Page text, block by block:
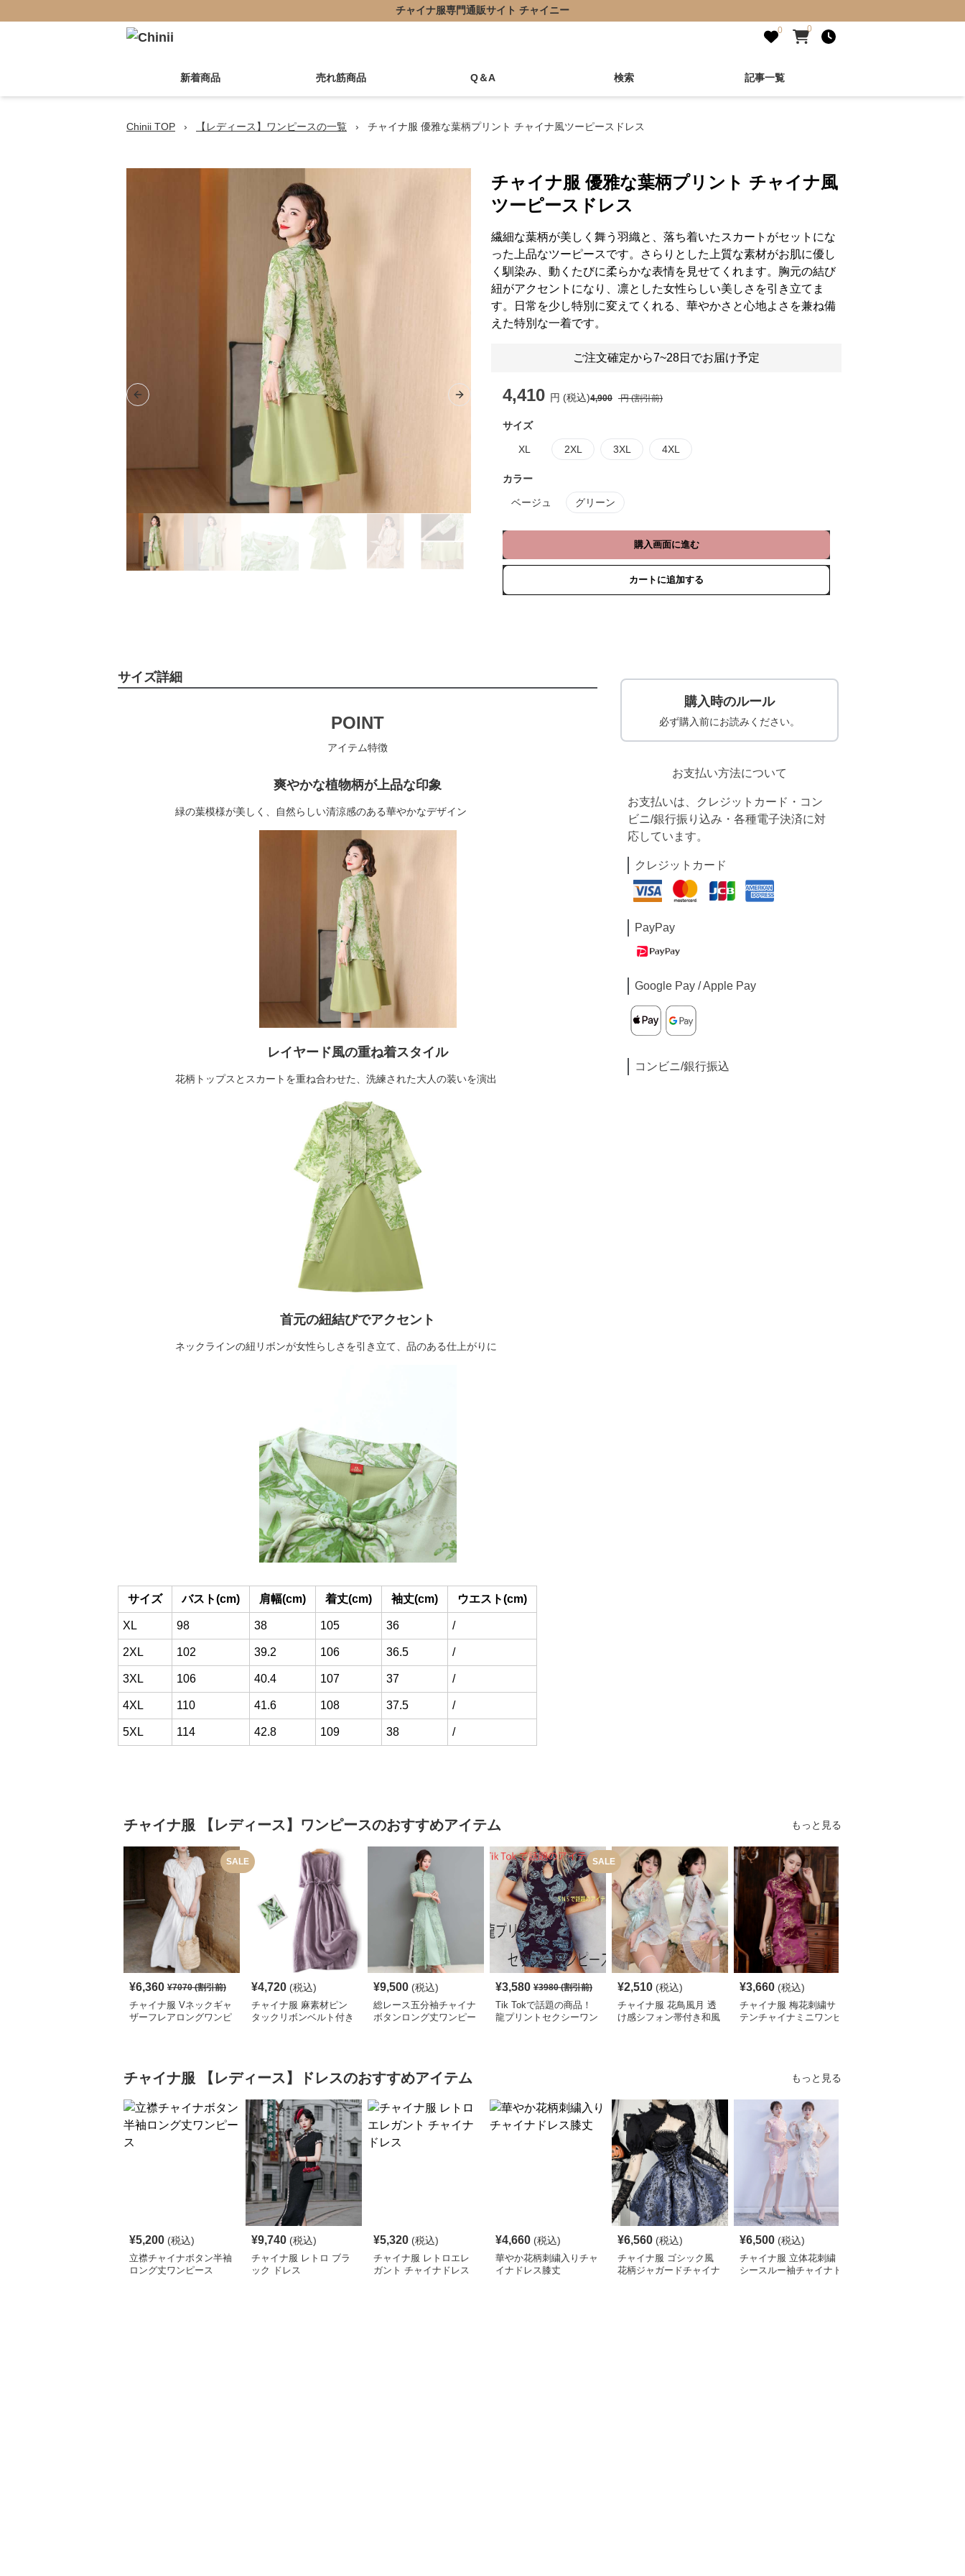
チャイナ服専門通販サイト チャイニー
0 0
新着商品 売れ筋商品 Q＆A 検索 記事一覧
Chinii TOP › 【レディース】ワンピースの一覧 › チャイナ服 優雅な葉柄プリント チャイナ風ツーピースドレス
Previous slide Next slide
チャイナ服 優雅な葉柄プリント チャイナ風
ツーピースドレス
繊細な葉柄が美しく舞う羽織と、落ち着いたスカートがセットにな
った上品なツーピースです。さらりとした上質な素材がお肌に優し
く馴染み、動くたびに柔らかな表情を見せてくれます。胸元の結び
紐がアクセントになり、凛とした女性らしい美しさを引き立てま
す。日常を少し特別に変えてくれる、華やかさと心地よさを兼ね備
えた特別な一着です。
ご注文確定から7~28日でお届け予定
4,410 円 (税込)4,900 円 (割引前)
サイズ
XL 2XL 3XL 4XL
カラー
ベージュ グリーン
購入画面に進む
カートに追加する
サイズ詳細
POINT
アイテム特徴
爽やかな植物柄が上品な印象
緑の葉模様が美しく、自然らしい清涼感のある華やかなデザイン
レイヤード風の重ね着スタイル
花柄トップスとスカートを重ね合わせた、洗練された大人の装いを演出
首元の紐結びでアクセント
ネックラインの紐リボンが女性らしさを引き立て、品のある仕上がりに
サイズ バスト(cm) 肩幅(cm) 着丈(cm) 袖丈(cm) ウエスト(cm)
XL 98 38 105 36 /
2XL 102 39.2 106 36.5 /
3XL 106 40.4 107 37 /
4XL 110 41.6 108 37.5 /
5XL 114 42.8 109 38 /
購入時のルール
必ず購入前にお読みください。
お支払い方法について
お支払いは、クレジットカード・コン
ビニ/銀行振り込み・各種電子決済に対
応しています。
クレジットカード
PayPay
Google Pay / Apple Pay
コンビニ/銀行振込
チャイナ服 【レディース】ワンピースのおすすめアイテム もっと見る
SALE
¥6,360 ¥7070(割引前)
チャイナ服 Vネックギャ
ザーフレアロングワンピ
¥4,720 (税込)
チャイナ服 麻素材ピン
タックリボンベルト付き
¥9,500 (税込)
総レース五分袖チャイナ
ボタンロング丈ワンピー
SALE
¥3,580 ¥3980(割引前)
Tik Tokで話題の商品！
龍プリントセクシーワン
¥2,510 (税込)
チャイナ服 花鳥風月 透
け感シフォン帯付き和風
¥3,660 (税込)
チャイナ服 梅花刺繍サ
テンチャイナミニワンピ
チャイナ服 【レディース】ドレスのおすすめアイテム もっと見る
¥5,200 (税込)
立襟チャイナボタン半袖
ロング丈ワンピース
¥9,740 (税込)
チャイナ服 レトロ ブラ
ック ドレス
¥5,320 (税込)
チャイナ服 レトロエレ
ガント チャイナドレス
¥4,660 (税込)
華やか花柄刺繍入りチャ
イナドレス膝丈
¥6,560 (税込)
チャイナ服 ゴシック風
花柄ジャガードチャイナ
¥6,500 (税込)
チャイナ服 立体花刺繍
シースルー袖チャイナド